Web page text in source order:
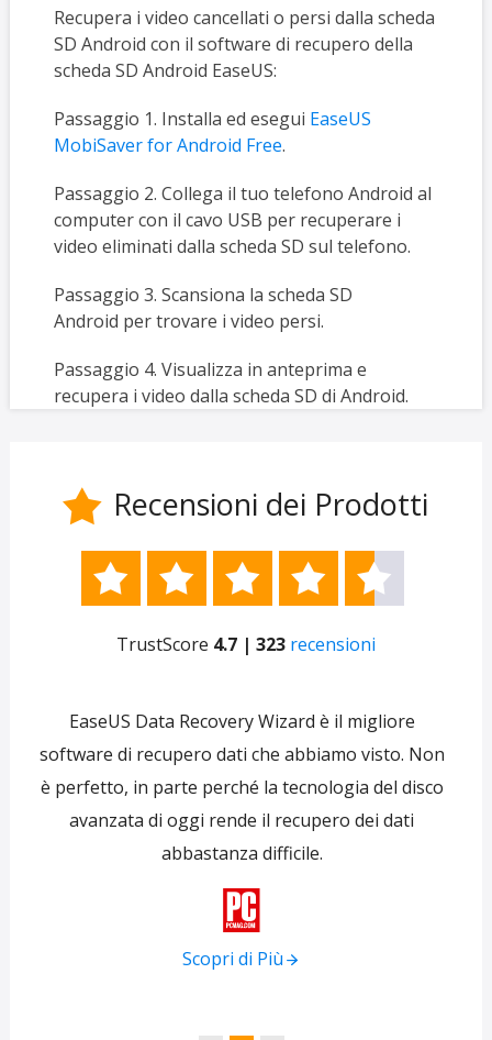
Recupera i video cancellati o persi dalla scheda
SD Android con il software di recupero della
scheda SD Android EaseUS:
Passaggio 1. Installa ed esegui EaseUS
MobiSaver for Android Free.
Passaggio 2. Collega il tuo telefono Android al
computer con il cavo USB per recuperare i
video eliminati dalla scheda SD sul telefono.
Passaggio 3. Scansiona la scheda SD
Android per trovare i video persi.
Passaggio 4. Visualizza in anteprima e
recupera i video dalla scheda SD di Android.
 Recensioni dei Prodotti
    
TrustScore 4.7 | 323 recensioni
EaseUS Data Recovery Wizard è il migliore
software di recupero dati che abbiamo visto. Non
è perfetto, in parte perché la tecnologia del disco
avanzata di oggi rende il recupero dei dati
abbastanza difficile.

Scopri di Più